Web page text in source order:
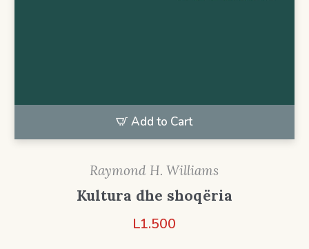
Add to Cart
Raymond H. Williams
Kultura dhe shoqëria
L1.500